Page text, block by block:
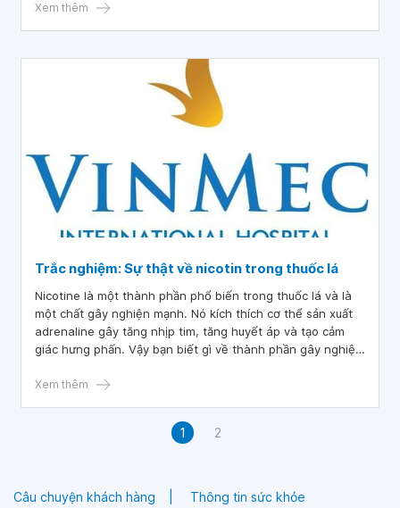
Xem thêm
Trắc nghiệm: Sự thật về nicotin trong thuốc lá
Nicotine là một thành phần phổ biến trong thuốc lá và là
một chất gây nghiện mạnh. Nó kích thích cơ thể sản xuất
adrenaline gây tăng nhịp tim, tăng huyết áp và tạo cảm
giác hưng phấn. Vậy bạn biết gì về thành phần gây nghiện
giúp bạn hiểu hơn về nicotine.
Xem thêm
1 2
Câu chuyện khách hàng Thông tin sức khỏe